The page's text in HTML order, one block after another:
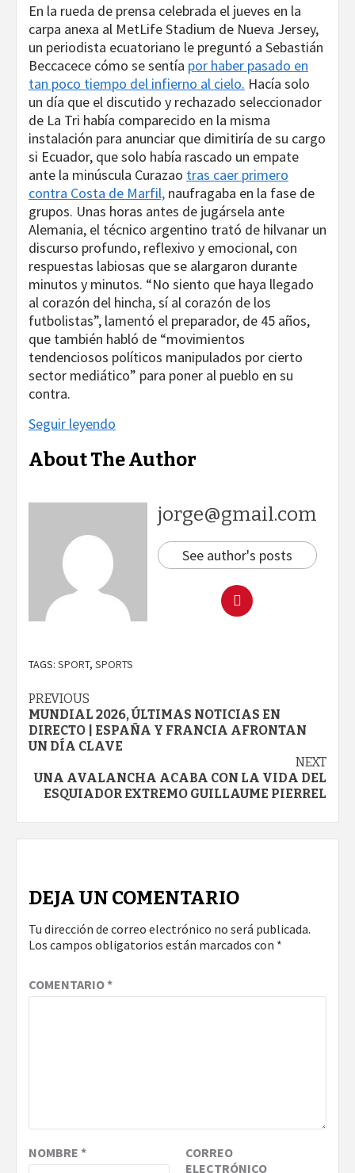
En la rueda de prensa celebrada el jueves en la
carpa anexa al MetLife Stadium de Nueva Jersey,
un periodista ecuatoriano le preguntó a Sebastián
Beccacece cómo se sentía por haber pasado en
tan poco tiempo del infierno al cielo. Hacía solo
un día que el discutido y rechazado seleccionador
de La Tri había comparecido en la misma
instalación para anunciar que dimitiría de su cargo
si Ecuador, que solo había rascado un empate
ante la minúscula Curazao tras caer primero
contra Costa de Marfil, naufragaba en la fase de
grupos. Unas horas antes de jugársela ante
Alemania, el técnico argentino trató de hilvanar un
discurso profundo, reflexivo y emocional, con
respuestas labiosas que se alargaron durante
minutos y minutos. “No siento que haya llegado
al corazón del hincha, sí al corazón de los
futbolistas”, lamentó el preparador, de 45 años,
que también habló de “movimientos
tendenciosos políticos manipulados por cierto
sector mediático” para poner al pueblo en su
contra.
Seguir leyendo
About The Author
jorge@gmail.com
See author's posts
TAGS: SPORT, SPORTS
Continue
Reading
PREVIOUS
MUNDIAL 2026, ÚLTIMAS NOTICIAS EN
DIRECTO | ESPAÑA Y FRANCIA AFRONTAN
UN DÍA CLAVE
NEXT
UNA AVALANCHA ACABA CON LA VIDA DEL
ESQUIADOR EXTREMO GUILLAUME PIERREL
DEJA UN COMENTARIO
Tu dirección de correo electrónico no será publicada.
Los campos obligatorios están marcados con *
COMENTARIO*
NOMBRE *
CORREO
ELECTRÓNICO